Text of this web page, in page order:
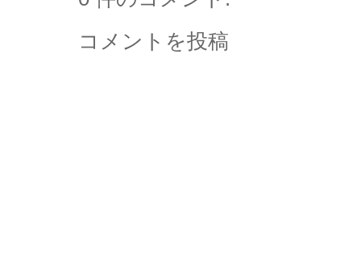
コメントを投稿